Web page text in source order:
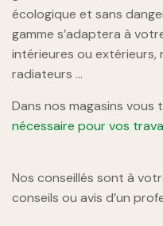
écologique et sans
gamme s’adaptera à
intérieures ou extérieurs,
radiateurs …
Dans nos magasins
nécessaire pour vos
Nos conseillés sont à
conseils ou avis d’un